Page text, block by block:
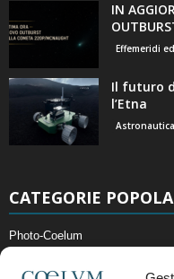
IN
Effemeridi
Il futuro
l’Etna
CATEGORIE
Photo-Coelum